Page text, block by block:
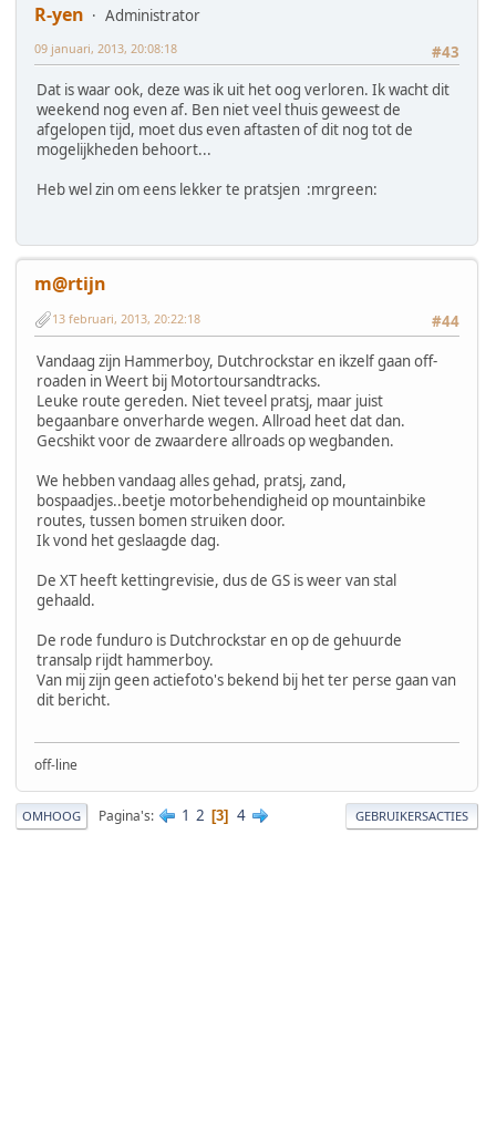
R-yen
Administrator
#43
09 januari, 2013, 20:08:18
Dat is waar ook, deze was ik uit het oog verloren. Ik wacht dit
weekend nog even af. Ben niet veel thuis geweest de
afgelopen tijd, moet dus even aftasten of dit nog tot de
mogelijkheden behoort...
Heb wel zin om eens lekker te pratsjen :mrgreen:
m@rtijn
#44
13 februari, 2013, 20:22:18
Vandaag zijn Hammerboy, Dutchrockstar en ikzelf gaan off-
roaden in Weert bij Motortoursandtracks.
Leuke route gereden. Niet teveel pratsj, maar juist
begaanbare onverharde wegen. Allroad heet dat dan.
Gecshikt voor de zwaardere allroads op wegbanden.
We hebben vandaag alles gehad, pratsj, zand,
bospaadjes..beetje motorbehendigheid op mountainbike
routes, tussen bomen struiken door.
Ik vond het geslaagde dag.
De XT heeft kettingrevisie, dus de GS is weer van stal
gehaald.
De rode funduro is Dutchrockstar en op de gehuurde
transalp rijdt hammerboy.
Van mij zijn geen actiefoto's bekend bij het ter perse gaan van
dit bericht.
off-line
OMHOOG Pagina's 1 2 3 4 GEBRUIKERSACTIES